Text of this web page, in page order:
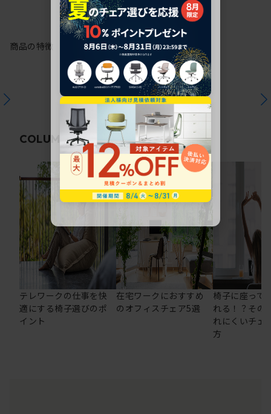
商品の特徴
COLUMN関連コラム
テレワークの仕事を快
適にする椅子選びのポ
イント
在宅ワークにおすすめ
のオフィスチェア5選
椅子に座って
れる！？その
れにくいチェ
方